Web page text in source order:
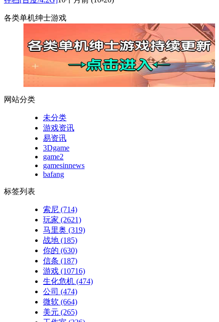
各类单机绅士游戏
网站分类
未分类
游戏资讯
易资讯
3Dgame
game2
gamesinnews
bafang
标签列表
索尼 (714)
玩家 (2621)
马里奥 (319)
战地 (185)
你的 (630)
信条 (187)
游戏 (10716)
生化危机 (474)
公司 (474)
微软 (664)
美元 (265)